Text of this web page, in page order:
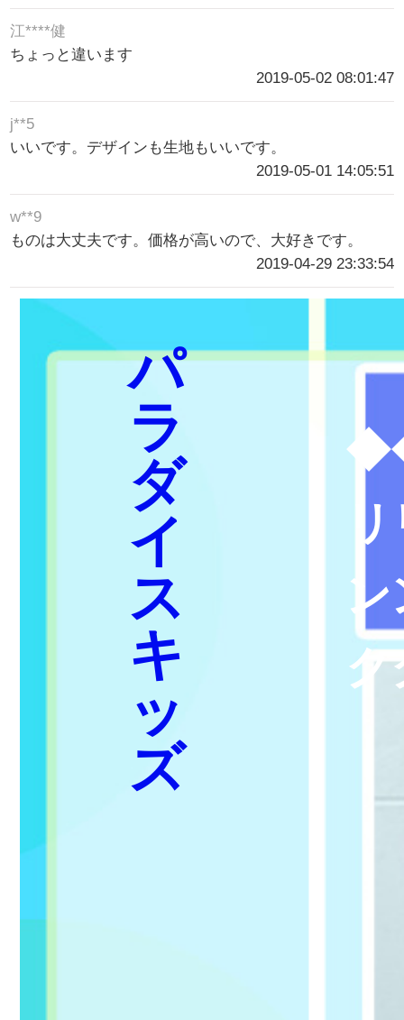
江****健
ちょっと違います
2019-05-02 08:01:47
j**5
いいです。デザインも生地もいいです。
2019-05-01 14:05:51
w**9
ものは大丈夫です。価格が高いので、大好きです。
2019-04-29 23:33:54
パ
ラ
ダ
イ
ス
キ
ッ
ズ
◆
リ
ン
ク